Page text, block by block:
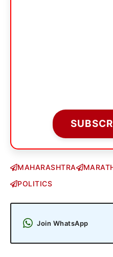
MAHARASHTRA
POLITICS
Join WhatsApp